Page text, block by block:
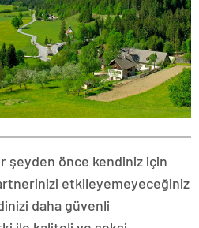
şeyden önce kendiniz için
etkileyemeyeceğiniz
daha güvenli